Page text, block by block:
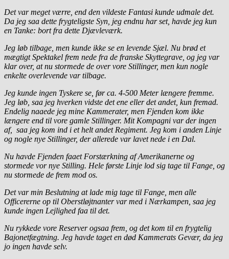
Det var meget værre, end den vildeste Fantasi kunde udmale det.
Da jeg saa dette frygteligste Syn, jeg endnu har set, havde jeg kun
en Tanke: bort fra dette Djævleværk.
Jeg løb tilbage, men kunde ikke se en levende Sjæl. Nu brød et
mægtigt Spektakel frem nede fra de franske Skyttegrave, og jeg var
klar over, at nu stormede de over vore Stillinger, men kun nogle
enkelte overlevende var tilbage.
Jeg kunde ingen Tyskere se, før ca. 4-500 Meter længere fremme.
Jeg løb, saa jeg hverken vidste det ene eller det andet, kun fremad.
Endelig naaede jeg mine Kammerater, men Fjenden kom ikke
længere end til vore gamle Stillinger. Mit Kompagni var der ingen
af, saa jeg kom ind i et helt andet Regiment. Jeg kom i anden Linje
og nogle nye Stillinger, der allerede var lavet nede i en Dal.
Nu havde Fjenden faaet Forstærkning af Amerikanerne og
stormede vor nye Stilling. Hele første Linje lod sig tage til Fange, og
nu stormede de frem mod os.
Det var min Beslutning at lade mig tage til Fange, men alle
Officererne op til Oberstløjtnanter var med i Nærkampen, saa jeg
kunde ingen Lejlighed faa til det.
Nu rykkede vore Reserver ogsaa frem, og det kom til en frygtelig
Bajonetfægtning. Jeg havde taget en død Kammerats Gevær, da jeg
jo ingen havde selv.